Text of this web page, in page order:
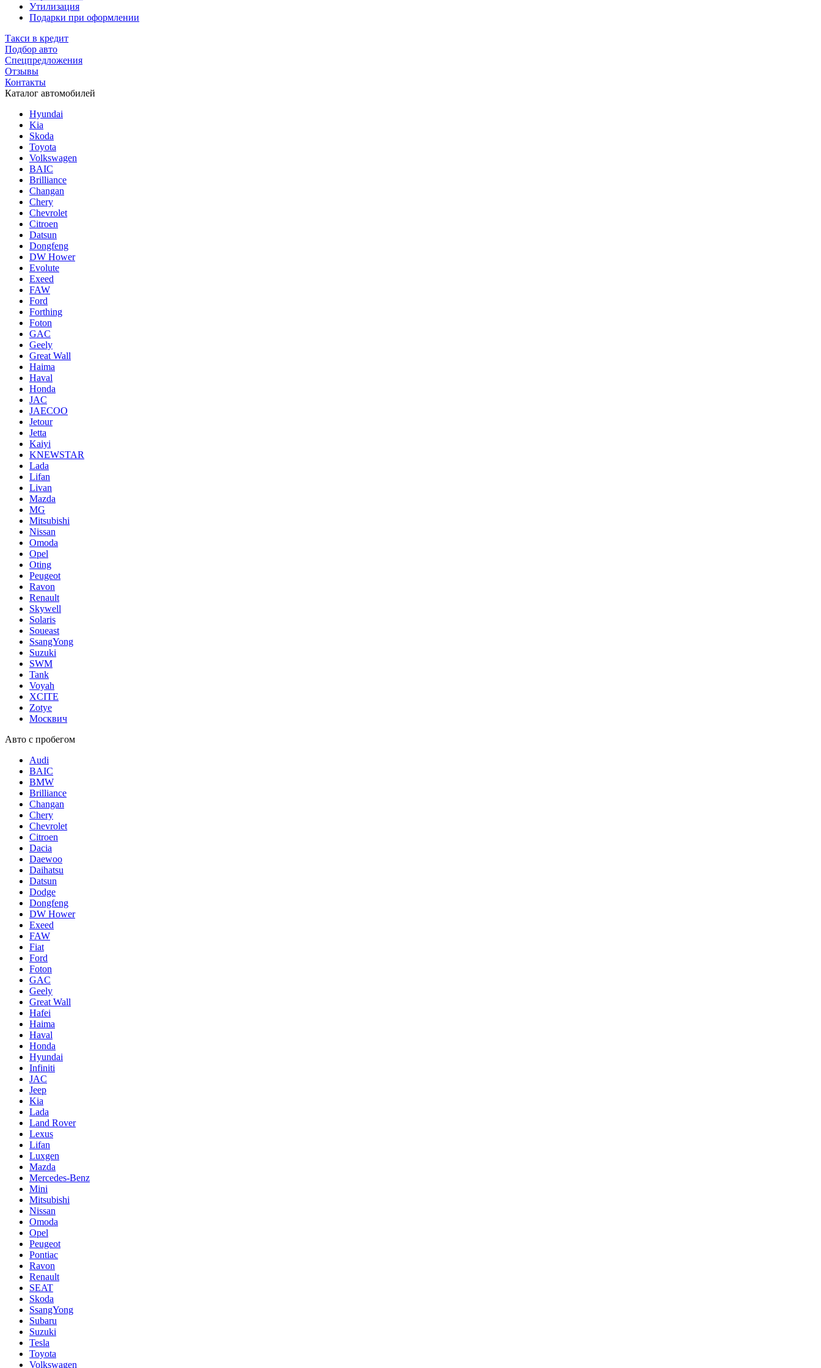
Утилизация
Подарки при оформлении
Такси в кредит
Подбор авто
Спецпредложения
Отзывы
Контакты
Каталог автомобилей
Hyundai
Kia
Skoda
Toyota
Volkswagen
BAIC
Brilliance
Changan
Chery
Chevrolet
Citroen
Datsun
Dongfeng
DW Hower
Evolute
Exeed
FAW
Ford
Forthing
Foton
GAC
Geely
Great Wall
Haima
Haval
Honda
JAC
JAECOO
Jetour
Jetta
Kaiyi
KNEWSTAR
Lada
Lifan
Livan
Mazda
MG
Mitsubishi
Nissan
Omoda
Opel
Oting
Peugeot
Ravon
Renault
Skywell
Solaris
Soueast
SsangYong
Suzuki
SWM
Tank
Voyah
XCITE
Zotye
Москвич
Авто с пробегом
Audi
BAIC
BMW
Brilliance
Changan
Chery
Chevrolet
Citroen
Dacia
Daewoo
Daihatsu
Datsun
Dodge
Dongfeng
DW Hower
Exeed
FAW
Fiat
Ford
Foton
GAC
Geely
Great Wall
Hafei
Haima
Haval
Honda
Hyundai
Infiniti
JAC
Jeep
Kia
Lada
Land Rover
Lexus
Lifan
Luxgen
Mazda
Mercedes-Benz
Mini
Mitsubishi
Nissan
Omoda
Opel
Peugeot
Pontiac
Ravon
Renault
SEAT
Skoda
SsangYong
Subaru
Suzuki
Tesla
Toyota
Volkswagen